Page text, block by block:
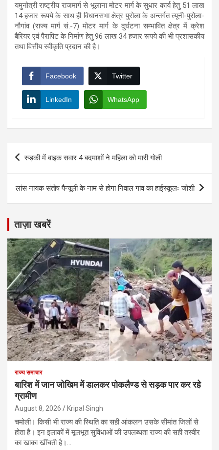
यमुनोत्री राष्ट्रीय राजमार्ग से भूलाना मोटर मार्ग के सुधार कार्य हेतु 51 लाख
14 हजार रूपये के साथ ही विधानसभा क्षेत्र पुरोला के अन्तर्गत त्यूनी-पुरोला-
नौगांव (राज्य मार्ग सं.-7) मोटर मार्ग के दुर्घटना सम्भावित क्षेत्र में क्रेश
बैरियर एवं पैरापिट के निर्माण हेतु 96 लाख 34 हजार रूपये की भी प्रशासकीय
तथा वित्तीय स्वीकृति प्रदान की है।
Facebook Twitter
LinkedIn WhatsApp
Post
navigation
रुड़की में बाइक सवार 4 बदमाशों ने महिला को मारी गोली
लांस नायक संतोष पैन्यूली के नाम से होगा निवाल गांव का हाईस्कूलः जोशी
ताज़ा खबरें
राज्य समाचार
बारिश में जान जोखिम में डालकर पोकलैण्ड से सड़क पार कर रहे
ग्रामीण
August 8, 2026 Kripal Singh
चमोली। किसी भी राज्य की स्थिति का सही आंकलन उसके सीमांत जिलों से
होता है। इन इलाकों में मूलभूत सुविधाओं की उपलब्धता राज्य की सही तस्वीर
का खाका खींचती है।…